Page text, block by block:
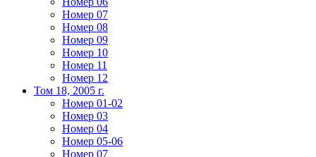
Номер 07
Номер 08
Номер 09
Номер 10
Номер 11
Номер 12
Том 18, 2005 г.
Номер 01-02
Номер 03
Номер 04
Номер 05-06
Номер 07